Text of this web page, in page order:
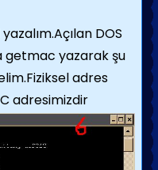
DOS
getmac yazarak şu
adres
adresimizdir